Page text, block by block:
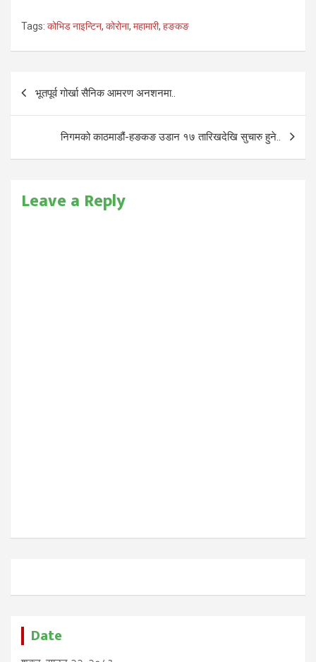
Tags: कोभिड नाइन्टिन, कोरोना, महामारी, हङकङ
Post
navigation
भूतपूर्व गोर्खा सैनिक आमरण अनशनमा..
निगमको काठमाडौं-हङकङ उडान १७ तारिखदेखि सुचारु हुने..
Leave a Reply
Date